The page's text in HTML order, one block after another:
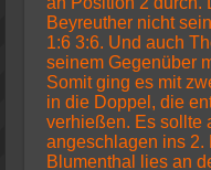
Beyreuther nicht
1:6 3:6. Und auch
seinem Gegenüber
Somit ging es mit
in die Doppel, die
verhießen. Es sollte
angeschlagen ins 2.
Blumenthal lies an